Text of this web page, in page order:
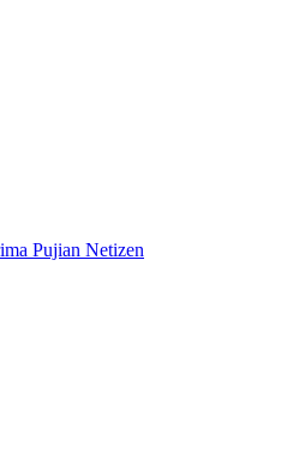
Pujian Netizen